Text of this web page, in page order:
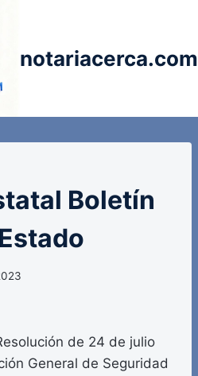
notariacerca.com
Boletín
de 24 de julio
General de Seguridad